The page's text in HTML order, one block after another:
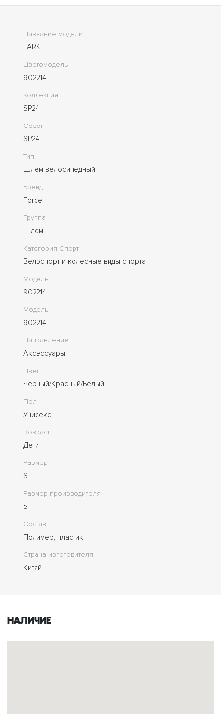
Название модели
LARK
Цветомодель
902214
Коллекция
SP24
Сезон
SP24
Тип
Шлем велосипедный
Бренд
Force
Группа
Шлем
Категория Спорт
Велоспорт и колесные виды спорта
Модель
902214
Модель
902214
Направление
Аксессуары
Цвет
Черный/Красный/Белый
Пол
Унисекс
Возраст
Дети
Размер
S
Размер производителя
S
Состав
Полимер, пластик
Страна изготовителя
Китай
Наличие